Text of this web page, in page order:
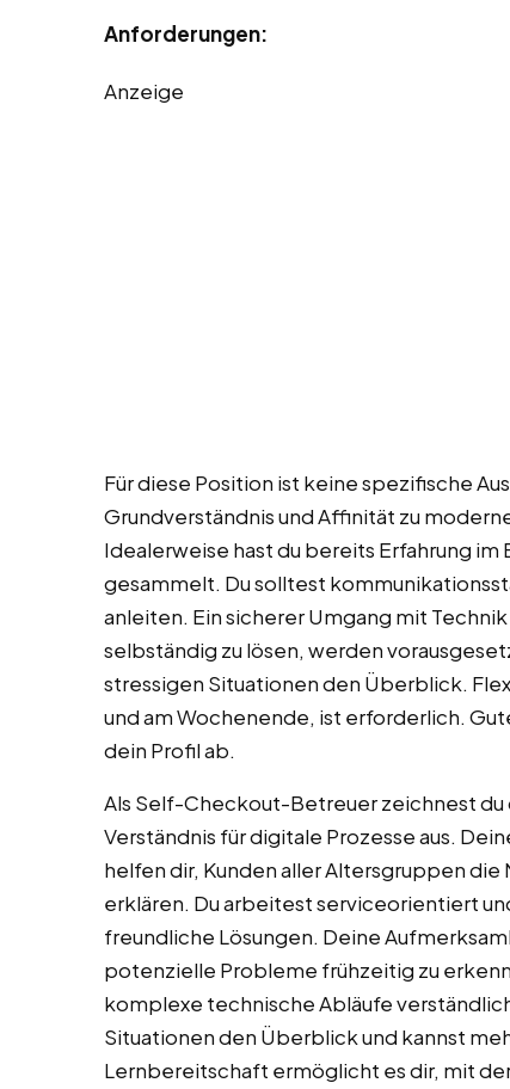
Anforderungen:
Anzeige
Für diese Position ist keine spezifische
Grundverständnis und Affinität zu
Idealerweise hast du bereits Erfahrung
gesammelt. Du solltest
anleiten. Ein sicherer Umgang mit
selbständig zu lösen, werden
stressigen Situationen den Überblick.
und am Wochenende, ist erforderlich.
dein Profil ab.
Als Self-Checkout-Betreuer zeichnest
Verständnis für digitale Prozesse aus.
helfen dir, Kunden aller Altersgruppen
erklären. Du arbeitest serviceorientiert
freundliche Lösungen. Deine
potenzielle Probleme frühzeitig zu
komplexe technische Abläufe
Situationen den Überblick und kannst
Lernbereitschaft ermöglicht es dir, mit